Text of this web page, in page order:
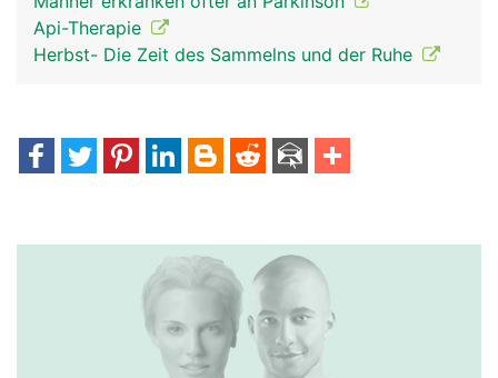
Api-Therapie
Herbst- Die Zeit des Sammelns und der Ruhe